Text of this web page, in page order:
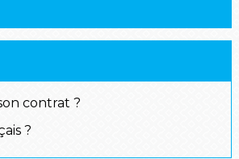
contrat ?
?